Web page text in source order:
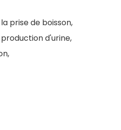
prise de boisson,
d'urine,